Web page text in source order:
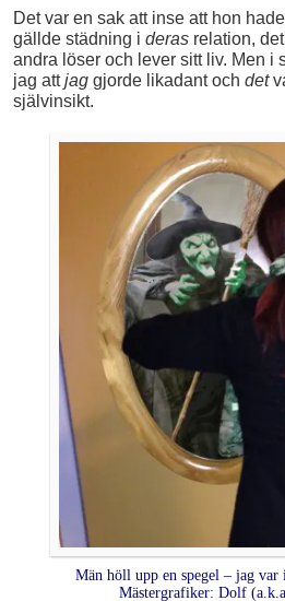
Det var en sak att inse att hon
gällde städning i deras relation,
andra löser och lever sitt liv. Men i
jag attjag gjorde likadant och det
självinsikt.
Män höll upp en spegel – jag var
Mästergrafiker: Dolf